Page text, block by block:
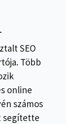
SEO
Több
online
számos
segítette